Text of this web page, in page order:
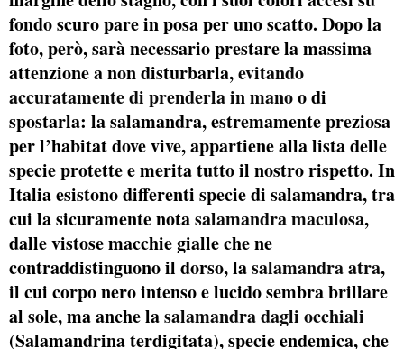
fondo scuro pare in posa per uno scatto. Dopo la
foto, però, sarà necessario prestare la massima
attenzione a non disturbarla,evitando
accuratamente di prenderla in manoo di
spostarla: la salamandra, estremamente preziosa
per l’habitat dove vive, appartiene alla lista delle
specie protette e merita tutto il nostro rispetto. In
Italia esistono differenti specie di salamandra, tra
cui la sicuramente notasalamandra maculosa,
dalle vistose macchie gialle che ne
contraddistinguono il dorso, lasalamandra atra,
il cui corpo nero intenso e lucido sembra brillare
al sole, ma anche lasalamandra dagli occhiali
(Salamandrina terdigitata), specie endemica, che